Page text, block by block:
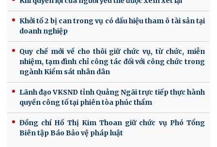
Khởi tố 2 bị can trong vụ có dấu hiệu tham ô tài sản tại
doanh nghiệp
Quy chế mới về cho thôi giữ chức vụ, từ chức, miễn
nhiệm, tạm đình chỉ công tác đối với công chức trong
ngành Kiểm sát nhân dân
Lãnh đạo VKSND tỉnh Quảng Ngãi trực tiếp thực hành
quyền công tố tại phiên tòa phúc thẩm
Đồng chí Hồ Thị Kim Thoan giữ chức vụ Phó Tổng
Biên tập Báo Bảo vệ pháp luật